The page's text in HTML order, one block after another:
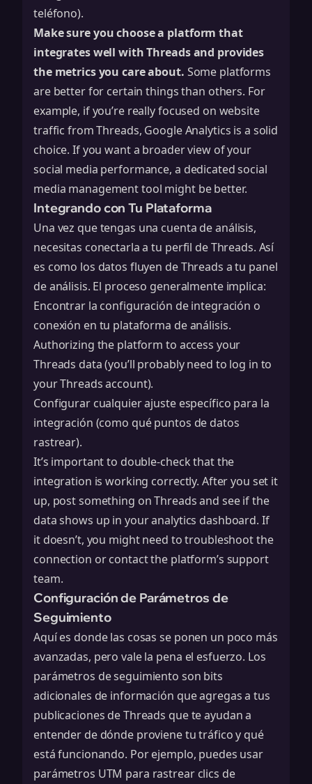
teléfono).
Make sure you choose a platform that
integrates well with Threads and provides
the metrics you care about. Some platforms
are better for certain things than others. For
example, if you’re really focused on website
traffic from Threads, Google Analytics is a solid
choice. If you want a broader view of your
social media performance, a dedicated social
media management tool might be better.
Integrando con Tu Plataforma
Una vez que tengas una cuenta de análisis,
necesitas conectarla a tu perfil de Threads. Así
es como los datos fluyen de Threads a tu panel
de análisis. El proceso generalmente implica:
Encontrar la configuración de integración o
conexión en tu plataforma de análisis.
Authorizing the platform to access your
Threads data (you’ll probably need to log in to
your Threads account).
Configurar cualquier ajuste específico para la
integración (como qué puntos de datos
rastrear).
It’s important to double-check that the
integration is working correctly. After you set it
up, post something on Threads and see if the
data shows up in your analytics dashboard. If
it doesn’t, you might need to troubleshoot the
connection or contact the platform’s support
team.
Configuración de Parámetros de
Seguimiento
Aquí es donde las cosas se ponen un poco más
avanzadas, pero vale la pena el esfuerzo. Los
parámetros de seguimiento son bits
adicionales de información que agregas a tus
publicaciones de Threads que te ayudan a
entender de dónde proviene tu tráfico y qué
está funcionando. Por ejemplo, puedes usar
parámetros UTM para rastrear clics de